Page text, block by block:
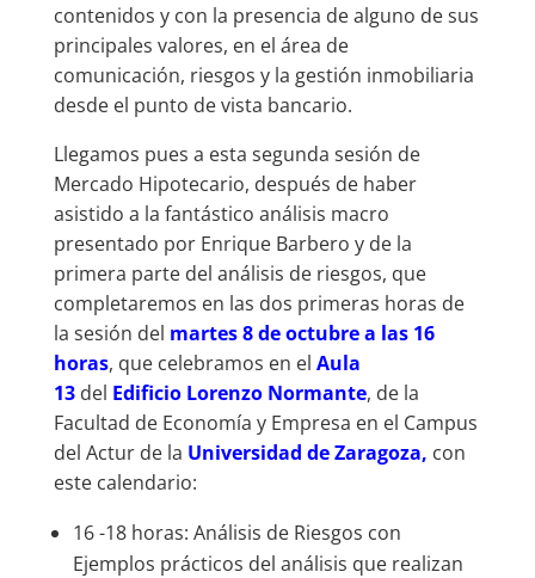
contenidos y con la presencia de alguno de sus
principales valores, en el área de
comunicación, riesgos y la gestión inmobiliaria
desde el punto de vista bancario.
Llegamos pues a esta segunda sesión de
Mercado Hipotecario, después de haber
asistido a la fantástico análisis macro
presentado por Enrique Barbero y de la
primera parte del análisis de riesgos, que
completaremos en las dos primeras horas de
la sesión del martes 8 de octubre a las 16
horas, que celebramos en el Aula
13 del Edificio Lorenzo Normante, de la
Facultad de Economía y Empresa en el Campus
del Actur de la Universidad de Zaragoza, con
este calendario:
16 -18 horas: Análisis de Riesgos con
Ejemplos prácticos del análisis que realizan